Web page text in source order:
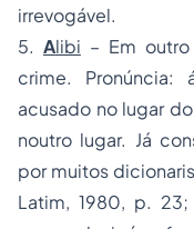
irrevogável.
5. Alibi – Em
crime. Pronúncia:
acusado no lugar
noutro lugar. Já
por muitos
Latim, 1980, p. 23;